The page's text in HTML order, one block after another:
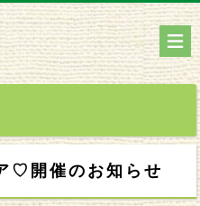
♡開催のお知らせ